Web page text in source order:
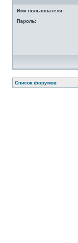
Имя пользователя:
Пароль:
Список форумов